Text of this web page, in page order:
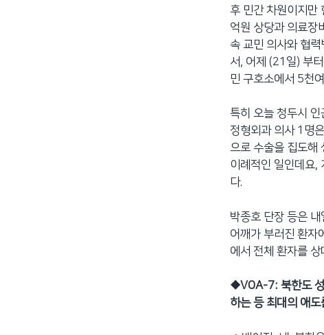
후 민간 차원이지만
억원 상당과 의료장
속 교민 의사와 협
서, 어제 (21일) 부
민 구호소에서 5천
특히 오늘 청두시
정형외과 의사 1명
으로 수술을 집도해
이례적인 일인데요,
다.
박종호 단장 등은
어깨가 부러진 환자
에서 전체 환자를
◆VOA-7: 북한도
하는 등 최대의 애